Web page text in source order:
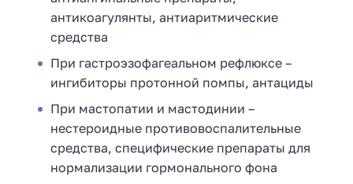
антикоагулянты, антиаритмические
средства
При гастроэзофагеальном рефлюксе –
ингибиторы протонной помпы, антациды
При мастопатии и мастодинии –
нестероидные противовоспалительные
средства, специфические препараты для
нормализации гормонального фона